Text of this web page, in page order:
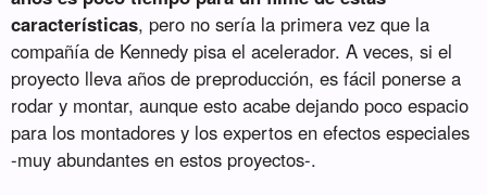
características, pero no sería la primera vez que la
compañía de Kennedy pisa el acelerador. A veces, si el
proyecto lleva años de preproducción, es fácil ponerse a
rodar y montar, aunque esto acabe dejando poco espacio
para los montadores y los expertos en efectos especiales
-muy abundantes en estos proyectos-.